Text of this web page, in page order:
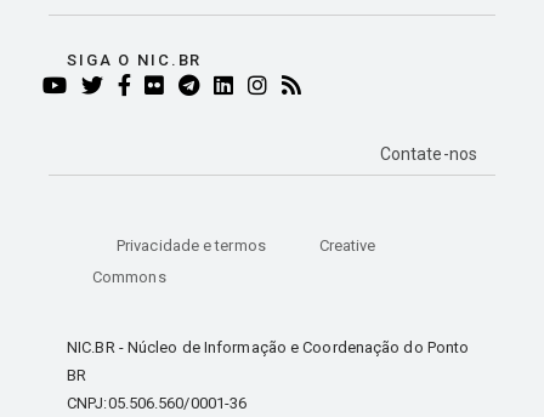
SIGA O NIC.BR
YOUTUBE
TWITTER
FACEBOOK
FLICKR
TELEGRAM
LINKEDIN
INSTAGRAM
Contate-nos
NIC.BR - Núcleo de Informação e Coordenação do Ponto
BR
CNPJ:05.506.560/0001-36
Privacidade e termos
Creative
Commons